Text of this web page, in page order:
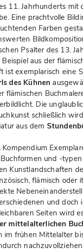
11. Jahrhunderts mit
Eine prachtvolle
Farben
Psalter des 13.
aus der
ist exemplarisch eine
des Kühnen
flämischen
Die
schließlich
aus dem
und -
Kunstlandschaften
flämisch oder
und doch
Seiten wird
mittelalterlichen
im frühen Mittelalter